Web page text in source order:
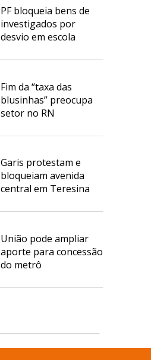
PF bloqueia bens de
investigados por
desvio em escola
Fim da “taxa das
blusinhas” preocupa
setor no RN
Garis protestam e
bloqueiam avenida
central em Teresina
União pode ampliar
aporte para concessão
do metrô